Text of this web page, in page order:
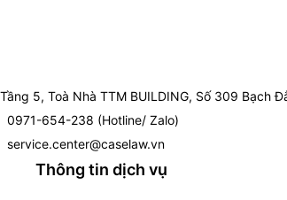
Tầng 5, Toà Nhà TTM BUILDING, Số 309 Bạch
0971-654-238 (Hotline/ Zalo)
service.center@caselaw.vn
Thông tin dịch vụ